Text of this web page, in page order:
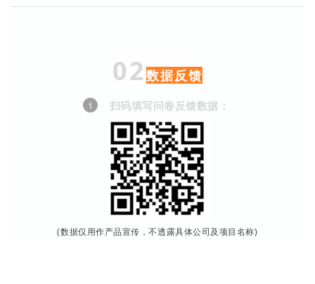
02 数据反馈
1 扫码填写问卷反馈数据：
(数据仅用作产品宣传，不透露具体公司及项目名称)